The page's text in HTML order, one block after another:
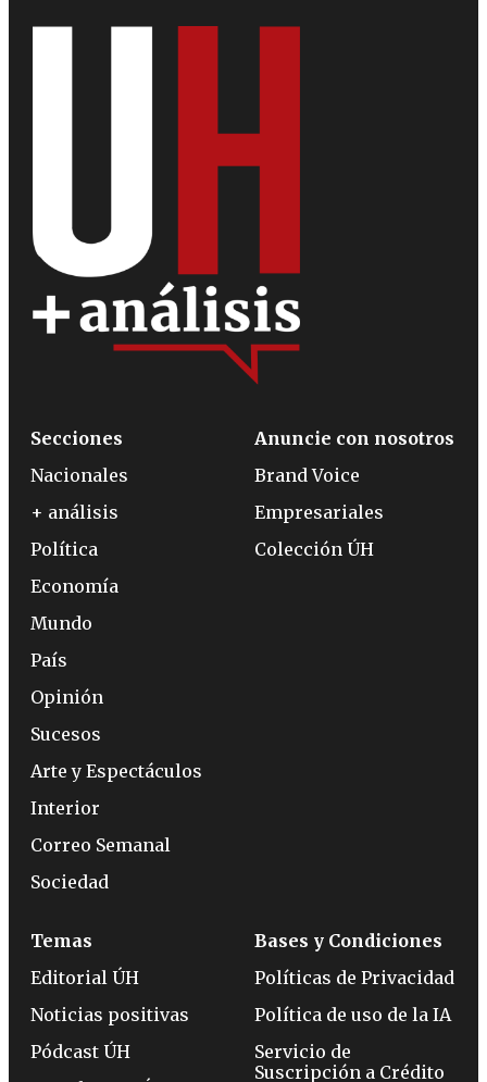
Secciones
Nacionales
+ análisis
Política
Economía
Mundo
País
Opinión
Sucesos
Arte y Espectáculos
Interior
Correo Semanal
Sociedad
Anuncie con nosotros
Brand Voice
Empresariales
Colección ÚH
Temas
Editorial ÚH
Noticias positivas
Pódcast ÚH
Bases y Condiciones
Políticas de Privacidad
Política de uso de la IA
Servicio de
Suscripción a Crédito